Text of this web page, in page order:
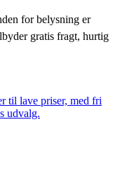
for belysning er
gratis fragt, hurtig
til lave priser, med fri
udvalg.